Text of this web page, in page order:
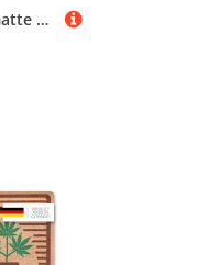
Close Up Rock Star Fußmatte Gitarre